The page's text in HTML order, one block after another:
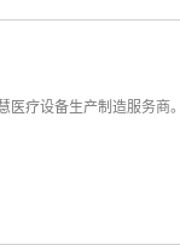
疗设备生产制造服务